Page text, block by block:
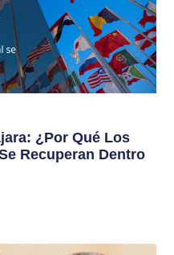
¿Por Qué Los
Recuperan Dentro